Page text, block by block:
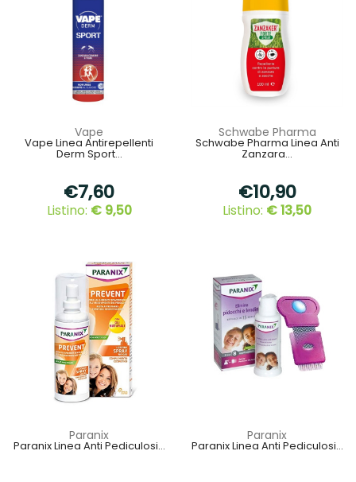
Vape
Vape Linea Antirepellenti
Derm Sport...
€7,60
Listino: € 9,50
Schwabe Pharma
Schwabe Pharma Linea Anti
Zanzara...
€10,90
Listino: € 13,50
Paranix
Paranix Linea Anti Pediculosi...
Paranix
Paranix Linea Anti Pediculosi...